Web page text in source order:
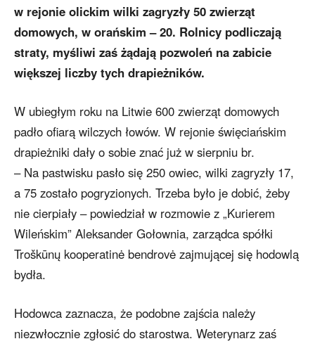
w rejonie olickim wilki zagryzły 50 zwierząt
domowych, w orańskim – 20. Rolnicy podliczają
straty, myśliwi zaś żądają pozwoleń na zabicie
większej liczby tych drapieżników.
W ubiegłym roku na Litwie 600 zwierząt domowych
padło ofiarą wilczych łowów. W rejonie święciańskim
drapieżniki dały o sobie znać już w sierpniu br.
– Na pastwisku pasło się 250 owiec, wilki zagryzły 17,
a 75 zostało pogryzionych. Trzeba było je dobić, żeby
nie cierpiały – powiedział w rozmowie z „Kurierem
Wileńskim” Aleksander Gołownia, zarządca spółki
Troškūnų kooperatinė bendrovė zajmującej się hodowlą
bydła.
Hodowca zaznacza, że podobne zajścia należy
niezwłocznie zgłosić do starostwa. Weterynarz zaś